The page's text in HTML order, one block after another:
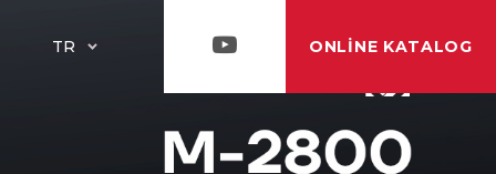
TR ONLINE KATALOG